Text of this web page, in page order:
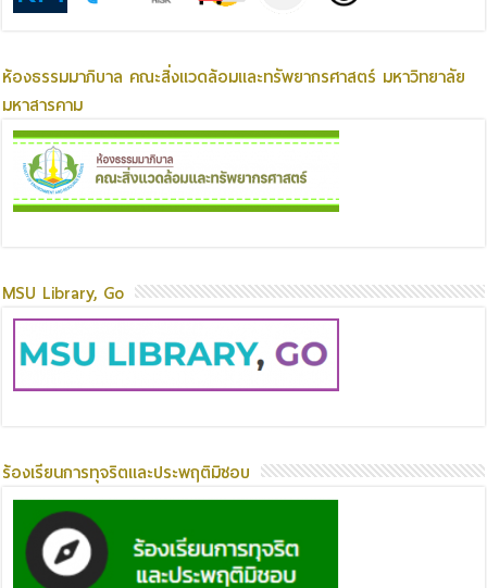
ห้องธรรมมาภิบาล คณะสิ่งแวดล้อมและทรัพยากรศาสตร์ มหาวิทยาลัย
มหาสารคาม
MSU Library, Go
ร้องเรียนการทุจริตและประพฤติมิชอบ